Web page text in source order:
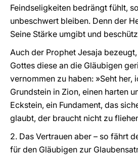
Feindseligkeiten bedrängt fühlt,
unbeschwert bleiben. Denn der
Seine Stärke umgibt und
Auch der Prophet Jesaja
Gottes diese an die Gläubigen
vernommen zu haben: »Seht her,
Grundstein in Zion, einen harten
Eckstein, ein Fundament, das
glaubt, der braucht nicht zu
2. Das Vertrauen aber – so fährt
für den Gläubigen zur